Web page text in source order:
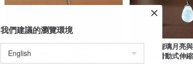
Lunar Thread 月光石手鍊 | 天然月光
石925銀鋯石手鍊 长度可调节
月之雫｜瑠璃月亮
級不鏽鋼滑動式伸
我們建議的瀏覽環境